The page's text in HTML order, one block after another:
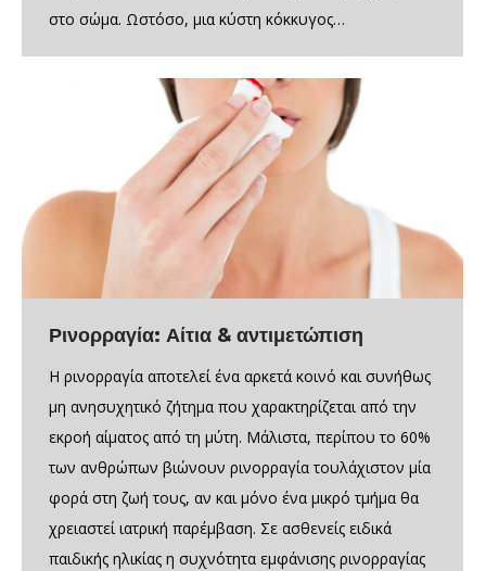
στο σώμα. Ωστόσο, μια κύστη κόκκυγος…
Ρινορραγία: Αίτια & αντιμετώπιση
Η ρινορραγία αποτελεί ένα αρκετά κοινό και συνήθως
μη ανησυχητικό ζήτημα που χαρακτηρίζεται από την
εκροή αίματος από τη μύτη. Μάλιστα, περίπου το 60%
των ανθρώπων βιώνουν ρινορραγία τουλάχιστον μία
φορά στη ζωή τους, αν και μόνο ένα μικρό τμήμα θα
χρειαστεί ιατρική παρέμβαση. Σε ασθενείς ειδικά
παιδικής ηλικίας η συχνότητα εμφάνισης ρινορραγίας